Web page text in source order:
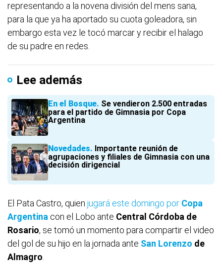
representando a la novena división del mens sana,
para la que ya ha aportado su cuota goleadora, sin
embargo esta vez le tocó marcar y recibir el halago
de su padre en redes.
Lee además
En el Bosque Se vendieron 2.500 entradas
para el partido de Gimnasia por Copa
Argentina
Novedades
Importante reunión de
agrupaciones y filiales de Gimnasia con una
decisión dirigencial
El Pata Castro, quien jugará este domingo por Copa
Argentina con el Lobo ante Central Córdoba de
Rosario, se tomó un momento para compartir el video
del gol de su hijo en la jornada ante San Lorenzo de
Almagro.